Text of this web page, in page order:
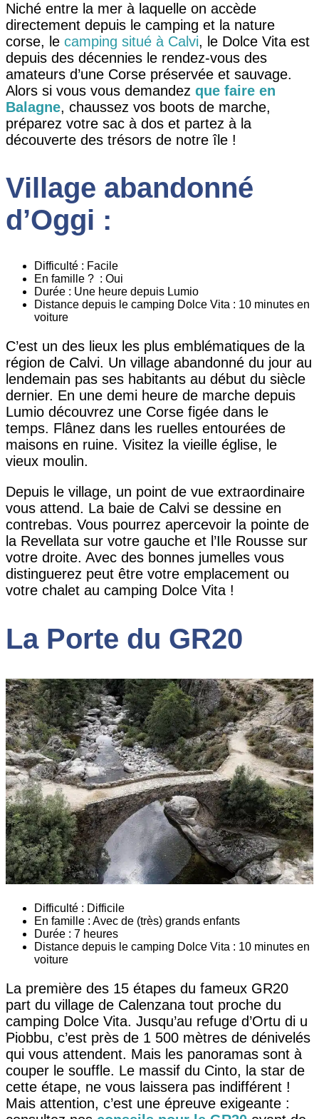
Niché entre la mer à laquelle on accède
directement depuis le camping et la nature
corse, le camping situé à Calvi, le Dolce Vita est
depuis des décennies le rendez-vous des
amateurs d’une Corse préservée et sauvage.
Alors si vous vous demandez que faire en
Balagne, chaussez vos boots de marche,
préparez votre sac à dos et partez à la
découverte des trésors de notre île !
Village abandonné
d’Oggi :
Difficulté : Facile
En famille ? : Oui
Durée : Une heure depuis Lumio
Distance depuis le camping Dolce Vita : 10 minutes en
voiture
C’est un des lieux les plus emblématiques de la
région de Calvi. Un village abandonné du jour au
lendemain pas ses habitants au début du siècle
dernier. En une demi heure de marche depuis
Lumio découvrez une Corse figée dans le
temps. Flânez dans les ruelles entourées de
maisons en ruine. Visitez la vieille église, le
vieux moulin.
Depuis le village, un point de vue extraordinaire
vous attend. La baie de Calvi se dessine en
contrebas. Vous pourrez apercevoir la pointe de
la Revellata sur votre gauche et l’Ile Rousse sur
votre droite. Avec des bonnes jumelles vous
distinguerez peut être votre emplacement ou
votre chalet au camping Dolce Vita !
La Porte du GR20
Difficulté : Difficile
En famille : Avec de (très) grands enfants
Durée : 7 heures
Distance depuis le camping Dolce Vita : 10 minutes en
voiture
La première des 15 étapes du fameux GR20
part du village de Calenzana tout proche du
camping Dolce Vita. Jusqu’au refuge d’Ortu di u
Piobbu, c’est près de 1 500 mètres de dénivelés
qui vous attendent. Mais les panoramas sont à
couper le souffle. Le massif du Cinto, la star de
cette étape, ne vous laissera pas indifférent !
Mais attention, c’est une épreuve exigeante :